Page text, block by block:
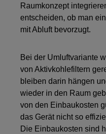
Raumkonzept
entscheiden, ob man
mit Abluft bevorzugt.
Bei der Umluftvariante
von Aktivkohlefiltern
bleiben darin hängen
wieder in den Raum
von den Einbaukosten
das Gerät nicht so
Die Einbaukosten sind